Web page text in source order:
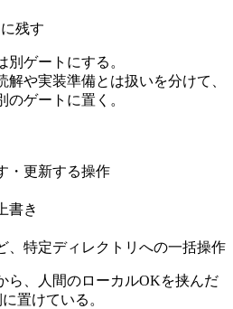
残す
別ゲートにする。
や実装準備とは扱いを分けて、
のゲートに置く。
・更新する操作
書き
、特定ディレクトリへの一括操作
ら、人間のローカルOKを挟んだ
置けている。